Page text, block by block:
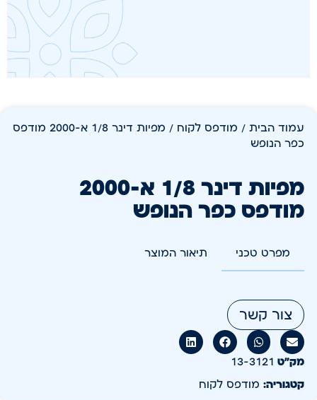
עמוד הבית / מודפס לקוח
/ מפיות דינר 1/8 א-2000 מודפס
כפר הנופש
מפיות דינר 1/8 א-2000
מודפס כפר הנופש
מפרט טכני תיאור המוצר
צור קשר
מק״ט 13-3121
קטגוריה: מודפס לקוח